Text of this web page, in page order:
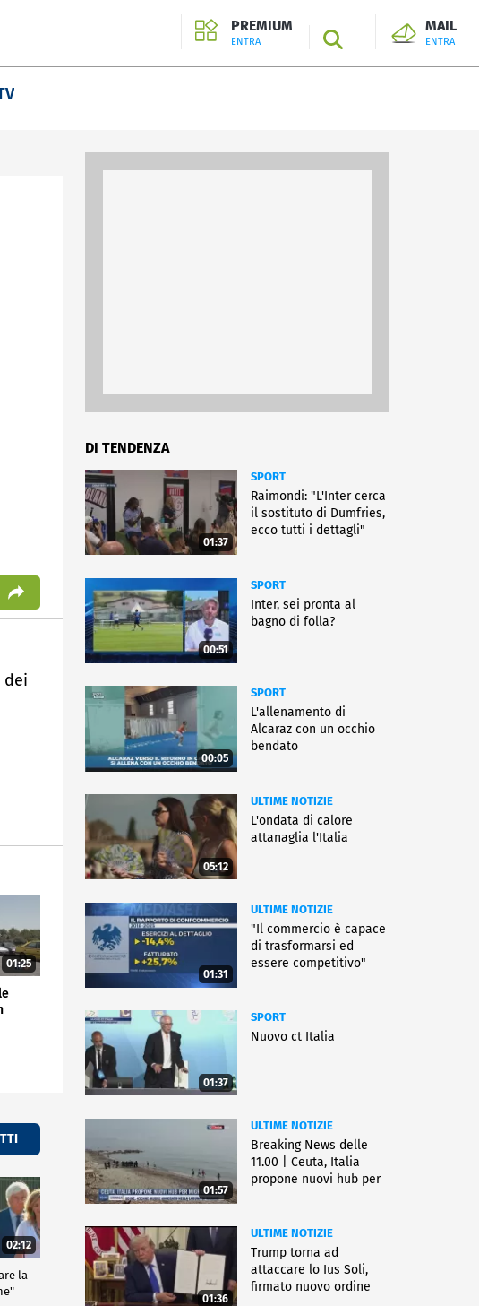
PREMIUM
ENTRA SEARCH
MAIL
ENTRA
dei
01:25
02:12
la
DI TENDENZA
01:37
SPORT
Raimondi: "L'Inter cerca
il sostituto di Dumfries,
ecco tutti i dettagli"
00:51
SPORT
Inter, sei pronta al
bagno di folla?
00:05
SPORT
L'allenamento di
Alcaraz con un occhio
bendato
05:12
ULTIME NOTIZIE
L'ondata di calore
attanaglia l'Italia
01:31
ULTIME NOTIZIE
"Il commercio è capace
di trasformarsi ed
essere competitivo"
01:37
SPORT
Nuovo ct Italia
01:57
ULTIME NOTIZIE
Breaking News delle
11.00 | Ceuta, Italia
propone nuovi hub per
01:36
ULTIME NOTIZIE
Trump torna ad
attaccare lo Ius Soli,
firmato nuovo ordine